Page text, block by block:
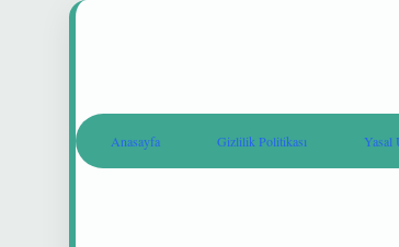
Anasayfa Gizlilik Politikası Yasal